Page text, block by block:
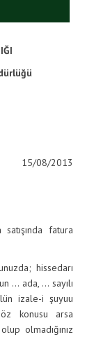
15/08/2013
fatura
hissedarı
… ada, … sayılı
izale-i şuyuu
konusu arsa
olmadığınız